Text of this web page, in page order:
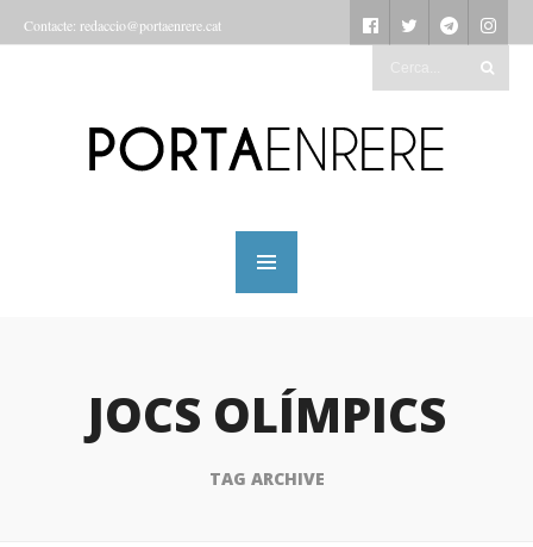
Contacte: redaccio@portaenrere.cat
JOCS OLÍMPICS
TAG ARCHIVE